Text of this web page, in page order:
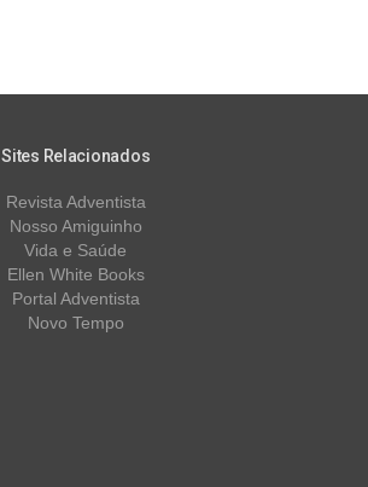
Sites Relacionados
Revista Adventista
Nosso Amiguinho
Vida e Saúde
Ellen White Books
Portal Adventista
Novo Tempo